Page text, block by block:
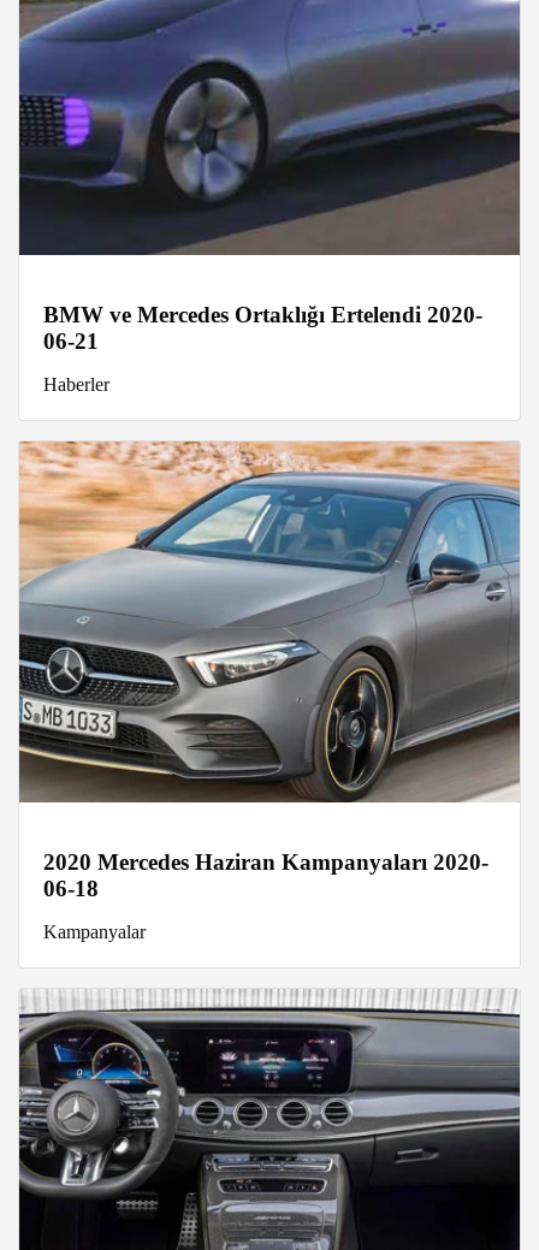
BMW ve Mercedes Ortaklığı Ertelendi 2020-
06-21
Haberler
2020 Mercedes Haziran Kampanyaları 2020-
06-18
Kampanyalar